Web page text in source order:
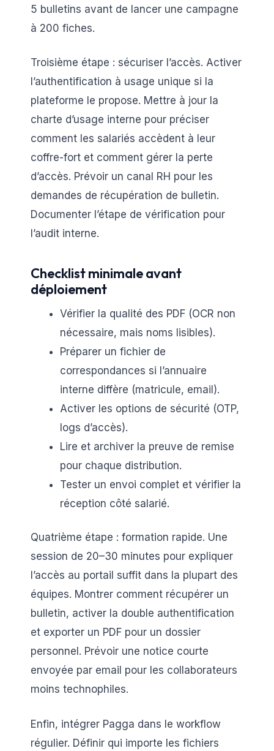
5 bulletins avant de lancer une campagne
à 200 fiches.
Troisième étape : sécuriser l’accès. Activer
l’authentification à usage unique si la
plateforme le propose. Mettre à jour la
charte d’usage interne pour préciser
comment les salariés accèdent à leur
coffre-fort et comment gérer la perte
d’accès. Prévoir un canal RH pour les
demandes de récupération de bulletin.
Documenter l’étape de vérification pour
l’audit interne.
Checklist minimale avant
déploiement
Vérifier la qualité des PDF (OCR non
nécessaire, mais noms lisibles).
Préparer un fichier de
correspondances si l’annuaire
interne diffère (matricule, email).
Activer les options de sécurité (OTP,
logs d’accès).
Lire et archiver la preuve de remise
pour chaque distribution.
Tester un envoi complet et vérifier la
réception côté salarié.
Quatrième étape : formation rapide. Une
session de 20–30 minutes pour expliquer
l’accès au portail suffit dans la plupart des
équipes. Montrer comment récupérer un
bulletin, activer la double authentification
et exporter un PDF pour un dossier
personnel. Prévoir une notice courte
envoyée par email pour les collaborateurs
moins technophiles.
Enfin, intégrer Pagga dans le workflow
régulier. Définir qui importe les fichiers